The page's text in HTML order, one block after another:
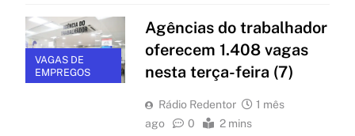
VAGAS DE
EMPREGOS
Agências do trabalhador
oferecem 1.408 vagas
nesta terça-feira (7)
Rádio Redentor
1 mês
ago
0 2 mins